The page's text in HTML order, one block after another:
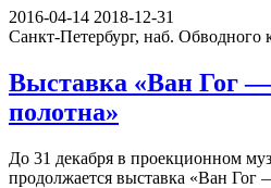
2016-04-14 2018-12-31
Санкт-Петербург, наб. Обводного
Выставка «Ван Гог
полотна»
До 31 декабря в проекционном
продолжается выставка «Ван